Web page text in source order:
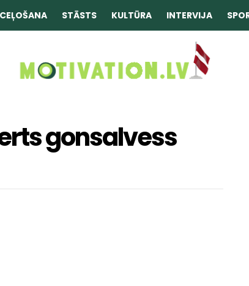
CEĻOŠANA STĀSTS KULTŪRA INTERVIJA
gonsalvess